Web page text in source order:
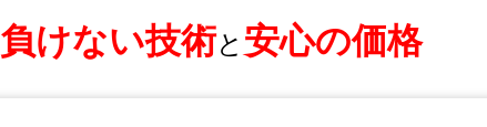
けない技術と 安心の価格